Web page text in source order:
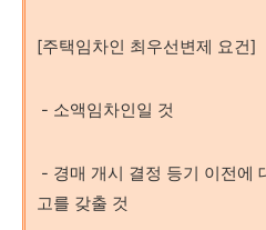
[주택임차인 최우선변제 요건]
- 소액임차인일 것
- 경매 개시 결정 등기 이전에
고를 갖출 것